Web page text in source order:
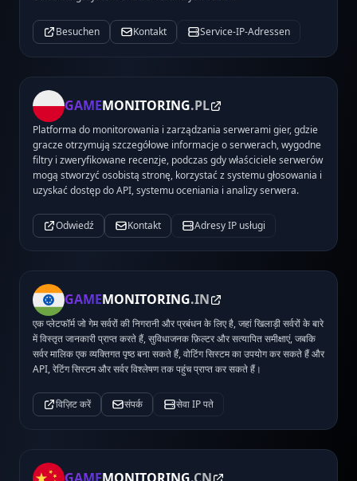
Besuchen Kontakt Service-IP-Adressen
GAMEMONITORING.PL
Platforma do monitorowania i zarządzania serwerami gier, gdzie
gracze otrzymują szczegółowe informacje o serwerach, wygodne
filtry i zweryfikowane recenzje, podczas gdy właściciele serwerów
mogą stworzyć osobistą stronę, korzystać z systemu głosowania i
uzyskać dostęp do API, systemu oceniania i analizy serwera.
Odwiedź Kontakt Adresy IP usługi
GAMEMONITORING.IN
एक प्लेटफॉर्म जो गेम सर्वरों की निगरानी और प्रबंधन के लिए है, जहां खिलाड़ी सर्वरों के बारे
में विस्तृत जानकारी प्राप्त करते हैं, सुविधाजनक फ़िल्टर और सत्यापित समीक्षाएं, जबकि
सर्वर मालिक एक व्यक्तिगत पृष्ठ बना सकते हैं, वोटिंग सिस्टम का उपयोग कर सकते हैं और
API, रेटिंग सिस्टम और सर्वर विश्लेषण तक पहुंच प्राप्त कर सकते हैं।
विज़िट करें संपर्क सेवा IP पते